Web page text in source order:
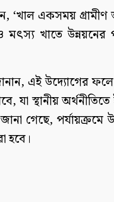
‘খাল একসময় গ্রামীণ
খাতে উন্নয়নের
এই উদ্যোগের
যা স্থানীয়
গেছে, পর্যায়ক্রমে
হবে।